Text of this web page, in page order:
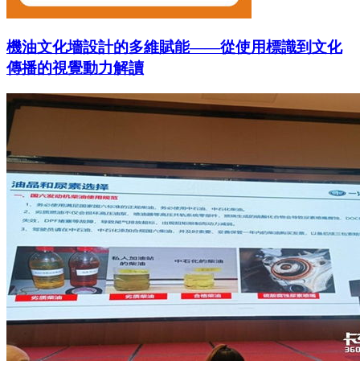
機油文化墻設計的多維賦能——從使用標識到文化
傳播的視覺動力解讀